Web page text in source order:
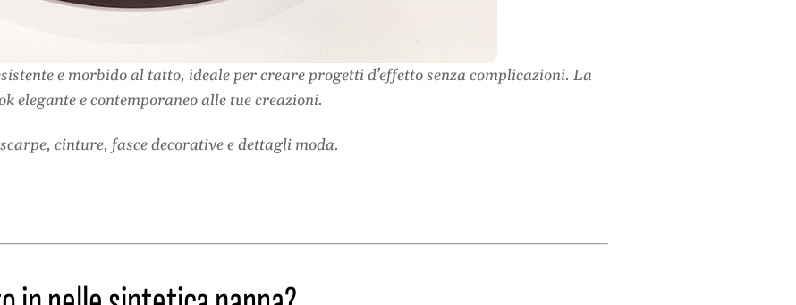
e morbido al tatto, ideale per creare progetti d’effetto senza complicazioni. La
elegante e contemporaneo alle tue creazioni.
cinture, fasce decorative e dettagli moda.